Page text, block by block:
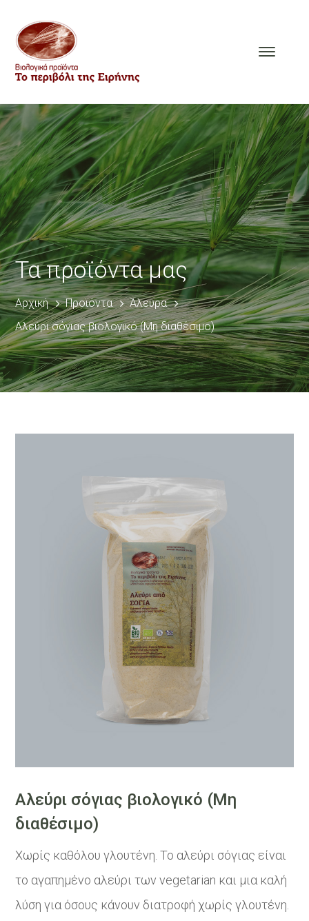
Τα προϊόντα μας
Αρχική Προϊόντα
Άλευρα
Αλεύρι σόγιας βιολογικό (Μη διαθέσιμο)
Αλεύρι σόγιας βιολογικό (Μη
διαθέσιμο)
Χωρίς καθόλου γλουτένη. Το αλεύρι σόγιας είναι
το αγαπημένο αλεύρι των vegetarian και μια καλή
λύση για όσους κάνουν διατροφή χωρίς γλουτένη.